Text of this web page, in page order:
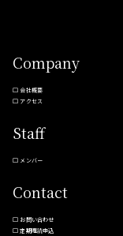
Company
会社概要
アクセス
Staff
メンバー
Contact
お問い合わせ
定期購読申込